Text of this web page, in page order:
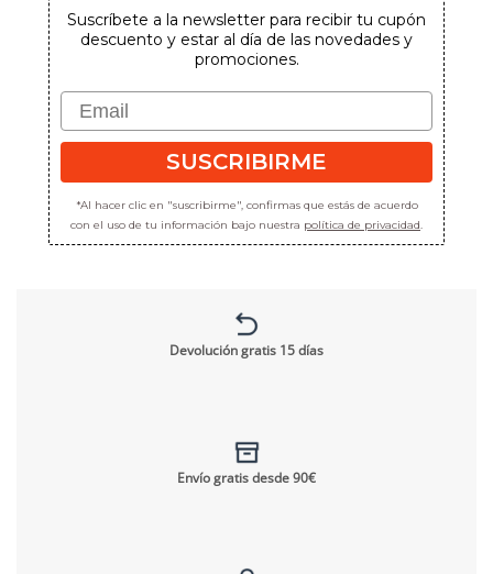
Suscríbete a la newsletter para recibir tu cupón
descuento y estar al día de las novedades y
promociones.
Email
SUSCRIBIRME
*Al hacer clic en "suscribirme", confirmas que estás de acuerdo
con el uso de tu información bajo nuestra política de privacidad
Devolución gratis 15 días
Envío gratis desde 90€